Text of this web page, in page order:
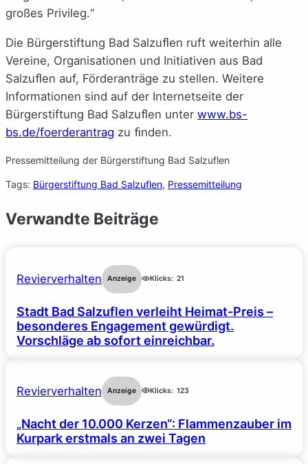
großes Privileg.“
Die Bürgerstiftung Bad Salzuﬂen ruft weiterhin alle
Vereine, Organisationen und Initiativen aus Bad
Salzuﬂen auf, Förderanträge zu stellen. Weitere
Informationen sind auf der Internetseite der
Bürgerstiftung Bad Salzuﬂen unter www.bs-
bs.de/foerderantrag zu ﬁnden.
Pressemitteilung der Bürgerstiftung Bad Salzuflen
Tags: Bürgerstiftung Bad Salzuflen, Pressemitteilung
Verwandte Beiträge
Revierverhalten Anzeige Klicks: 21
Stadt Bad Salzuflen verleiht Heimat-Preis –
besonderes Engagement gewürdigt.
Vorschläge ab sofort einreichbar.
Revierverhalten Anzeige Klicks: 123
„Nacht der 10.000 Kerzen“: Flammenzauber im
Kurpark erstmals an zwei Tagen